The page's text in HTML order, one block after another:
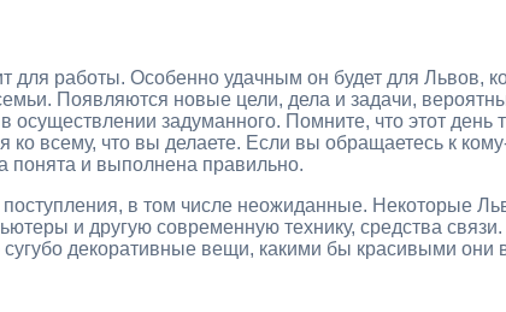
для работы. Особенно удачным он будет для Львов,
Появляются новые цели, дела и задачи,
осуществлении задуманного. Помните, что этот день
ко всему, что вы делаете. Если вы обращаетесь к
понята и выполнена правильно.
в том числе неожиданные. Некоторые
и другую современную технику, средства
сугубо декоративные вещи, какими бы красивыми они